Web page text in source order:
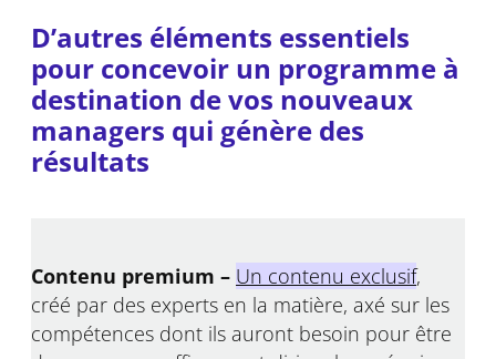
D’autres éléments essentiels
pour concevoir un programme à
destination de vos nouveaux
managers qui génère des
résultats
Contenu premium – Un contenu exclusif,
créé par des experts en la matière, axé sur les
compétences dont ils auront besoin pour être